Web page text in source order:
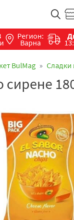
Регион:
Варна
BulMag Сладки
сирене